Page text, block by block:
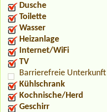
Dusche
Toilette
Wasser
Heizanlage
Internet/WiFi
TV
Barrierefreie Unterkunft
Kühlschrank
Kochnische/Herd
Geschirr